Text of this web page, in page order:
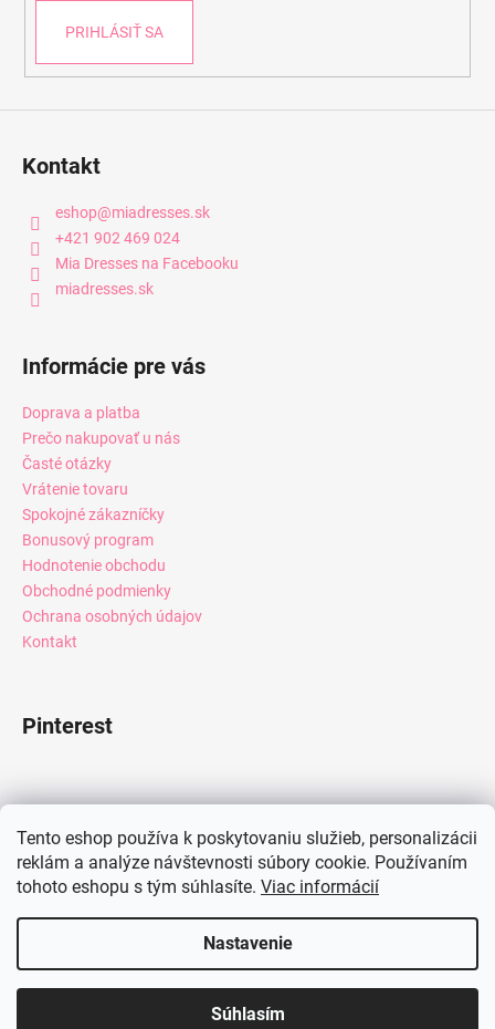
Tento eshop používa k poskytovaniu služieb, personalizácii
reklám a analýze návštevnosti súbory cookie. Používaním
tohoto eshopu s tým súhlasíte. Viac informácií
Nastavenie
Súhlasím
PRIHLÁSIŤ SA
Kontakt
eshop@miadresses.sk
+421 902 469 024
Mia Dresses na Facebooku
miadresses.sk
Informácie pre vás
Doprava a platba
Prečo nakupovať u nás
Časté otázky
Vrátenie tovaru
Spokojné zákazníčky
Bonusový program
Hodnotenie obchodu
Obchodné podmienky
Ochrana osobných údajov
Kontakt
Pinterest
Instagram
Mia Dresses. Všetky práva vyhradené.